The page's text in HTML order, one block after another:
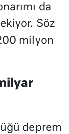
da
Söz
milyon
deprem